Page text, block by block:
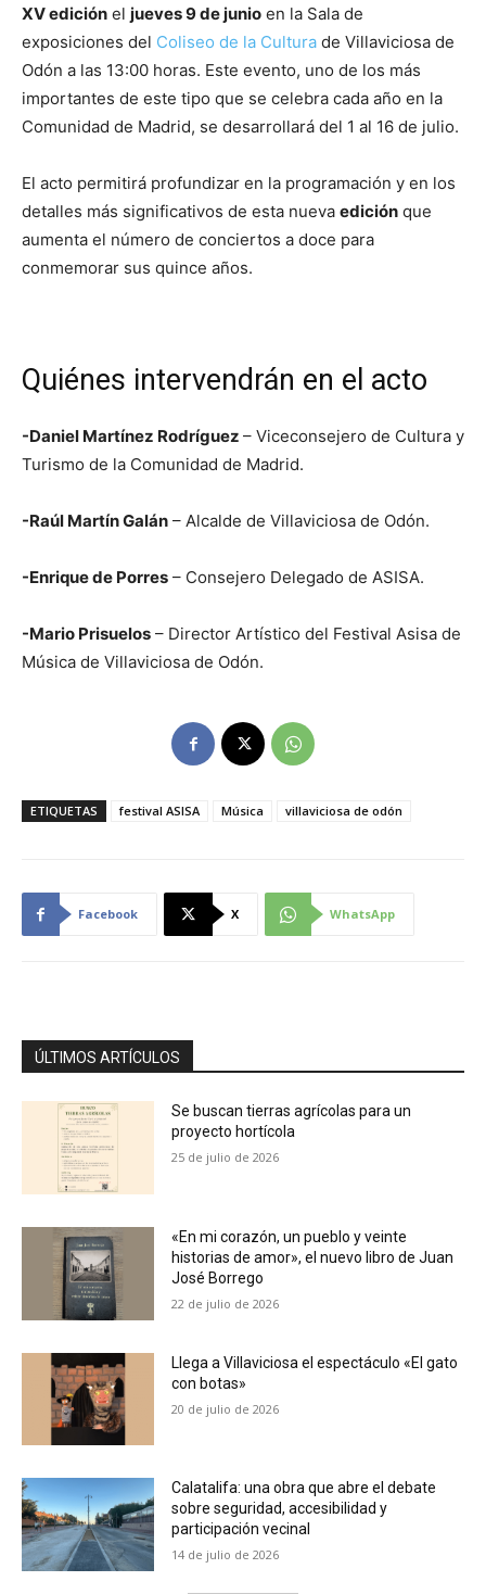
XV edición el jueves 9 de junio en la Sala de
exposiciones del Coliseo de la Cultura de Villaviciosa de
Odón a las 13:00 horas. Este evento, uno de los más
importantes de este tipo que se celebra cada año en la
Comunidad de Madrid, se desarrollará del 1 al 16 de julio.
El acto permitirá profundizar en la programación y en los
detalles más significativos de esta nueva edición que
aumenta el número de conciertos a doce para
conmemorar sus quince años.
Quiénes intervendrán en el acto
-Daniel Martínez Rodríguez – Viceconsejero de Cultura y
Turismo de la Comunidad de Madrid.
-Raúl Martín Galán – Alcalde de Villaviciosa de Odón.
-Enrique de Porres – Consejero Delegado de ASISA.
-Mario Prisuelos – Director Artístico del Festival Asisa de
Música de Villaviciosa de Odón.
ETIQUETAS festival ASISA Música villaviciosa de odón
Facebook X WhatsApp
ÚLTIMOS ARTÍCULOS
Se buscan tierras agrícolas para un
proyecto hortícola
25 de julio de 2026
«En mi corazón, un pueblo y veinte
historias de amor», el nuevo libro de Juan
José Borrego
22 de julio de 2026
Llega a Villaviciosa el espectáculo «El gato
con botas»
20 de julio de 2026
Calatalifa: una obra que abre el debate
sobre seguridad, accesibilidad y
participación vecinal
14 de julio de 2026